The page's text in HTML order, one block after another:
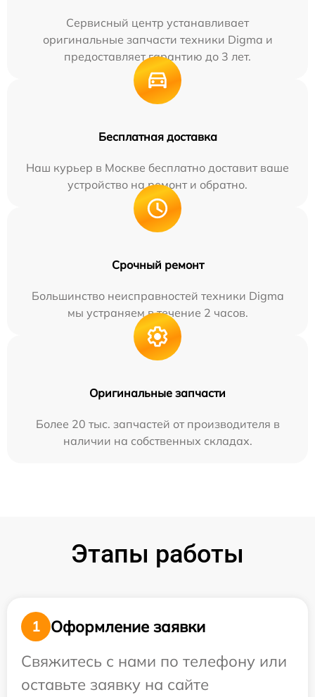
Сервисный центр устанавливает
оригинальные запчасти техники Digma и
предоставляет гарантию до 3 лет.
Бесплатная доставка
Наш курьер в Москве бесплатно доставит ваше
устройство на ремонт и обратно.
Срочный ремонт
Большинство неисправностей техники Digma
мы устраняем в течение 2 часов.
Оригинальные запчасти
Более 20 тыс. запчастей от производителя в
наличии на собственных складах.
Этапы работы
1
Оформление заявки
Свяжитесь с нами по телефону или
оставьте заявку на сайте